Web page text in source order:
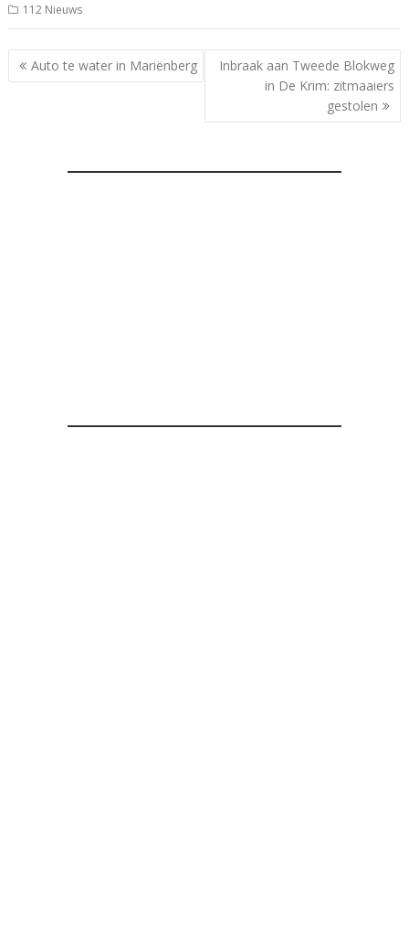
112 Nieuws
Bericht
navigatie
Auto te water in Mariënberg
Inbraak aan Tweede Blokweg
in De Krim: zitmaaiers
gestolen